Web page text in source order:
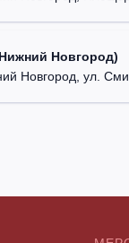
Новгород)
Новгород, ул.